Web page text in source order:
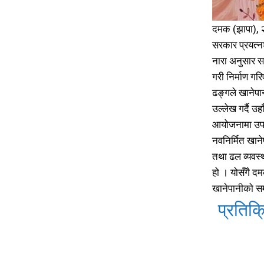
दमक (झापा),
सरकार
नारा अनुसार
गरी निर्माण
ढङ्गले
उल्लेख गर्दै
आयोजनामा
नवनिर्मित
तथा ढल
हो । योसँगै
खानेपानीको